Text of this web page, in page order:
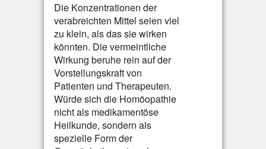
Die Konzentrationen der
verabreichten Mittel seien viel
zu klein, als das sie wirken
könnten. Die vermeintliche
Wirkung beruhe rein auf der
Vorstellungskraft von
Patienten und Therapeuten.
Würde sich die Homöopathie
nicht als medikamentöse
Heilkunde, sondern als
spezielle Form der